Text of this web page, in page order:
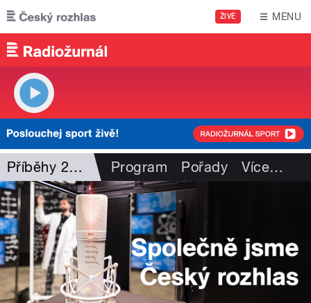
Přejít k hlavnímu obsahu
ŽIVĚ MENU
Příběhy 20. století Program Pořady Více…